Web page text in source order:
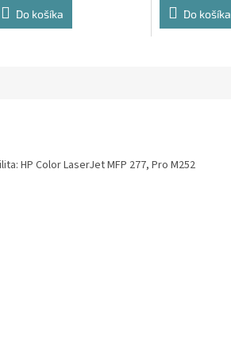
Do košíka Do košíka
HP Color LaserJet MFP 277, Pro M252